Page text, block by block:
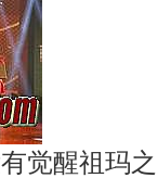
觉醒祖玛